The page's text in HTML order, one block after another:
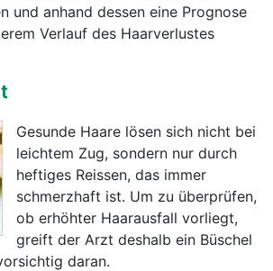
und anhand dessen eine Prognose
Verlauf des Haarverlustes
Gesunde Haare lösen sich nicht bei
leichtem Zug, sondern nur durch
heftiges Reissen, das immer
schmerzhaft ist. Um zu überprüfen,
ob erhöhter Haarausfall vorliegt,
greift der Arzt deshalb ein Büschel
daran.